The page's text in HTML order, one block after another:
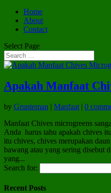
Home
About
Contact
Select Page
Apakah Manfaat
by Grunteman | Manfaat | 0
Manfaat Chives microgreens
Anda harus tahu apakah chives
itu chives, chives merupakan
bawang atau yang sering disebut
yang...
Search for:
Recent Posts